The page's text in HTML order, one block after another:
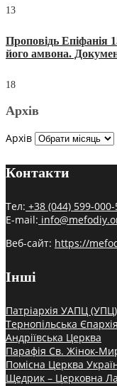
13
Проповідь Епіфанія
його амвона.
18
Архів
Архів
Контакти
Тел: +38 (044) 599-
E-mail:
Веб-сайт: https://
Інші
Патріархія УАПЦ (УПЦ)
Тернопільська
Андріївська Церква
Парафія Св. Жінок-
Помісна Церква
Щедрик – Церковна